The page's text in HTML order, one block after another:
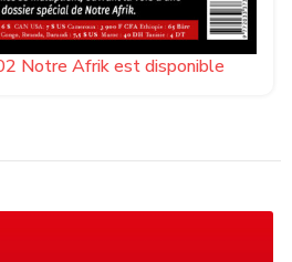
Notre Afrik est disponible